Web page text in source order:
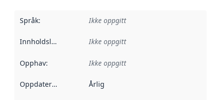
Språk: Ikke oppgitt
Innholdsleverandører :
Ikke oppgitt
Opphav: Ikke oppgitt
Oppdateringsfrekvens :
Årlig